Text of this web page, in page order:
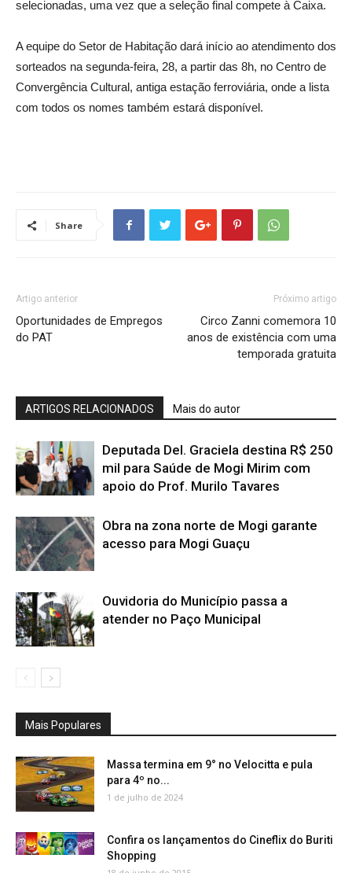
selecionadas, uma vez que a seleção final compete à Caixa.
A equipe do Setor de Habitação dará início ao atendimento dos
sorteados na segunda-feira, 28, a partir das 8h, no Centro de
Convergência Cultural, antiga estação ferroviária, onde a lista
com todos os nomes também estará disponível.
Share
Artigo anterior
Oportunidades de Empregos
do PAT
Próximo artigo
Circo Zanni comemora 10
anos de existência com uma
temporada gratuita
ARTIGOS RELACIONADOS Mais do autor
Deputada Del. Graciela destina R$ 250
mil para Saúde de Mogi Mirim com
apoio do Prof. Murilo Tavares
Obra na zona norte de Mogi garante
acesso para Mogi Guaçu
Ouvidoria do Município passa a
atender no Paço Municipal
Mais Populares
Massa termina em 9° no Velocitta e pula
para 4º no...
1 de julho de 2024
Confira os lançamentos do Cineflix do Buriti
Shopping